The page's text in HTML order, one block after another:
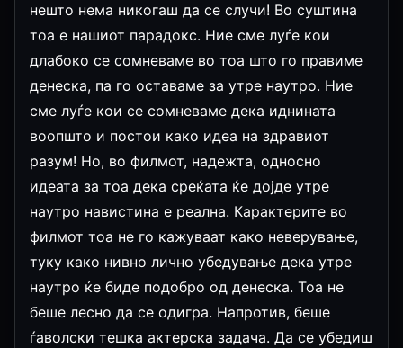
нешто нема никогаш да се случи! Во суштина
тоа е нашиот парадокс. Ние сме луѓе кои
длабоко се сомневаме во тоа што го правиме
денеска, па го оставаме за утре наутро. Ние
сме луѓе кои се сомневаме дека иднината
воопшто и постои како идеа на здравиот
разум! Но, во филмот, надежта, односно
идеата за тоа дека среќата ќе дојде утре
наутро навистина е реална. Карактерите во
филмот тоа не го кажуваат како неверување,
туку како нивно лично убедување дека утре
наутро ќе биде подобро од денеска. Тоа не
беше лесно да се одигра. Напротив, беше
ѓаволски тешка актерска задача. Да се убедиш